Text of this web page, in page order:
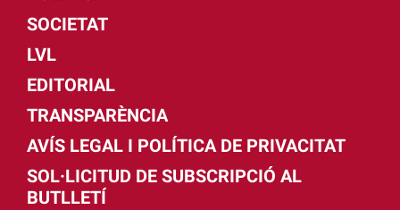
SOCIETAT
LVL
EDITORIAL
TRANSPARÈNCIA
AVÍS LEGAL I POLÍTICA DE PRIVACITAT
SOL·LICITUD DE SUBSCRIPCIÓ AL
BUTLLETÍ